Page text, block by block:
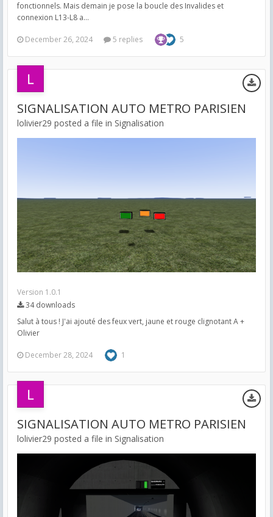
fonctionnels. Mais demain je pose la boucle des Invalides et
connexion L13-L8 a...
December 26, 2024 5 replies 5
SIGNALISATION AUTO METRO PARISIEN
lolivier29 posted a file in Signalisation
Version 1.0.1
34 downloads
Salut à tous ! J'ai ajouté des feux vert, jaune et rouge clignotant A +
Olivier
December 28, 2024 1
SIGNALISATION AUTO METRO PARISIEN
lolivier29 posted a file in Signalisation